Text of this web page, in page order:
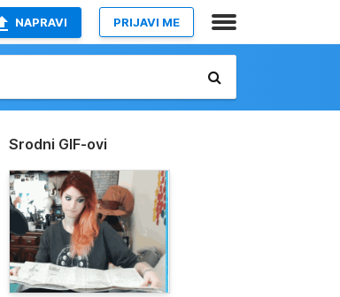
NAPRAVI PRIJAVI ME
Srodni GIF-ovi